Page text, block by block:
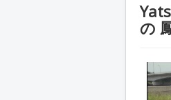
の